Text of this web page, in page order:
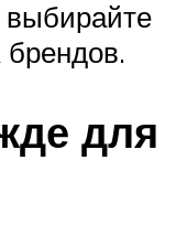
выбирайте
для